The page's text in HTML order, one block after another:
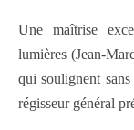
Une maîtrise
lumières (Jean-
qui soulignent
régisseur général